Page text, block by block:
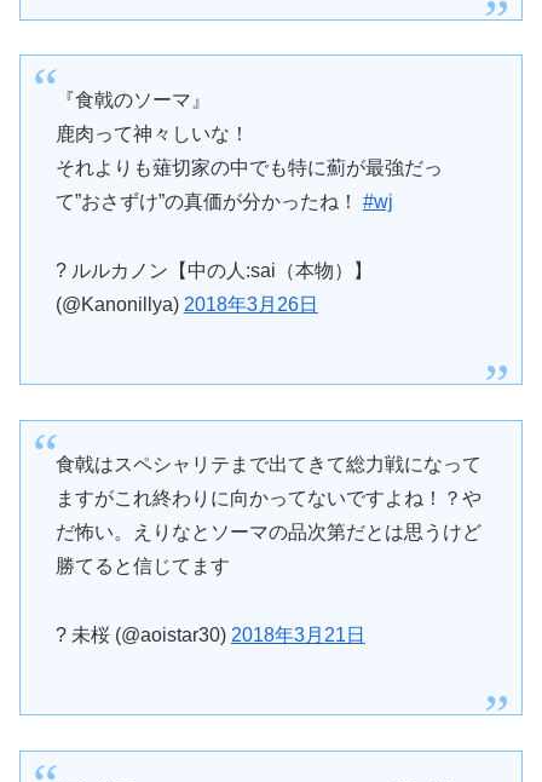
『食戟のソーマ』
鹿肉って神々しいな！
それよりも薙切家の中でも特に薊が最強だっ
て”おさずけ”の真価が分かったね！ #wj
? ルルカノン【中の人:sai（本物）】
(@Kanonillya) 2018年3月26日
食戟はスペシャリテまで出てきて総力戦になって
ますがこれ終わりに向かってないですよね！？や
だ怖い。えりなとソーマの品次第だとは思うけど
勝てると信じてます
? 未桜 (@aoistar30) 2018年3月21日